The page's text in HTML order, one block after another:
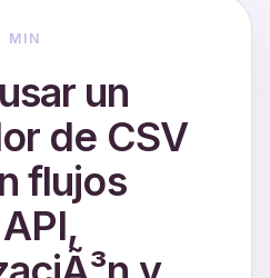
MIN
un
de CSV
flujos